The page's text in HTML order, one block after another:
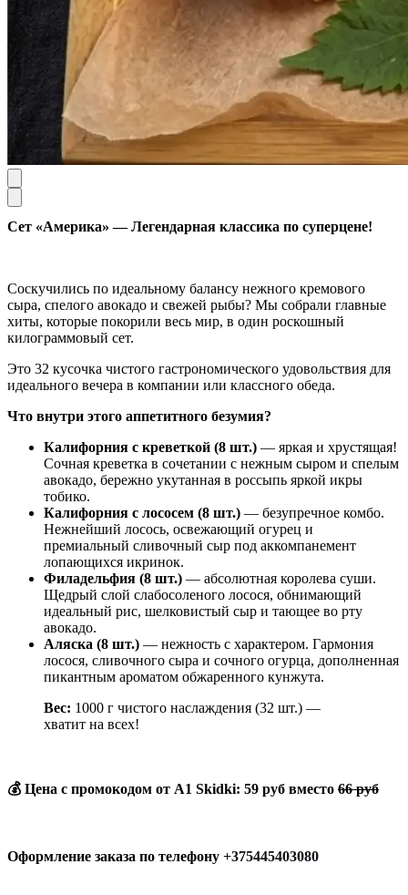
Сет «Америка» — Легендарная классика по суперцене!
Соскучились по идеальному балансу нежного кремового
сыра, спелого авокадо и свежей рыбы? Мы собрали главные
хиты, которые покорили весь мир, в один роскошный
килограммовый сет.
Это 32 кусочка чистого гастрономического удовольствия для
идеального вечера в компании или классного обеда.
Что внутри этого аппетитного безумия?
Калифорния с креветкой (8 шт.) — яркая и хрустящая!
Сочная креветка в сочетании с нежным сыром и спелым
авокадо, бережно укутанная в россыпь яркой икры
тобико.
Калифорния с лососем (8 шт.) — безупречное комбо.
Нежнейший лосось, освежающий огурец и
премиальный сливочный сыр под аккомпанемент
лопающихся икринок.
Филадельфия (8 шт.) — абсолютная королева суши.
Щедрый слой слабосоленого лосося, обнимающий
идеальный рис, шелковистый сыр и тающее во рту
авокадо.
Аляска (8 шт.) — нежность с характером. Гармония
лосося, сливочного сыра и сочного огурца, дополненная
пикантным ароматом обжаренного кунжута.
Вес: 1000 г чистого наслаждения (32 шт.) —
хватит на всех!
💰 Цена с промокодом от A1 Skidki: 59 руб вместо 66 руб
Оформление заказа по телефону +375445403080